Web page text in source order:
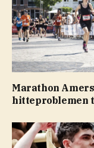
Marathon
hitteproblemen